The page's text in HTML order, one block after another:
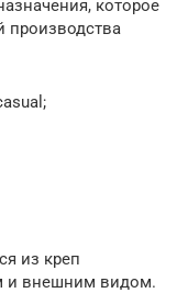
которое
производства
из креп
и внешним видом.